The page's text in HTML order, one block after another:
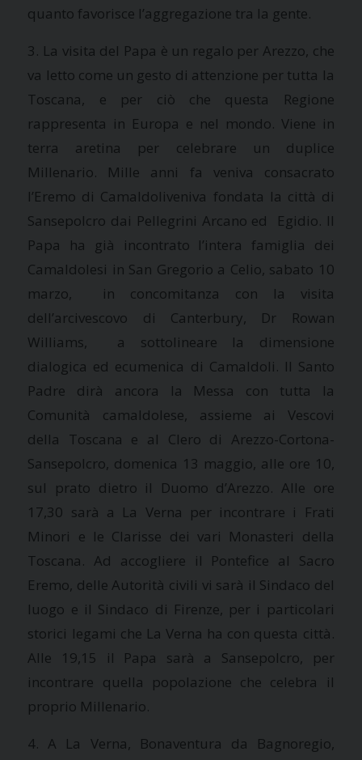
quanto favorisce l’aggregazione tra la gente.
3. La visita del Papa è un regalo per Arezzo, che
va letto come un gesto di attenzione per tutta la
Toscana, e per ciò che questa Regione
rappresenta in Europa e nel mondo. Viene in
terra aretina per celebrare un duplice
Millenario. Mille anni fa veniva consacrato
l’Eremo di Camaldoliveniva fondata la città di
Sansepolcro dai Pellegrini Arcano ed Egidio. Il
Papa ha già incontrato l’intera famiglia dei
Camaldolesi in San Gregorio a Celio, sabato 10
marzo, in concomitanza con la visita
dell’arcivescovo di Canterbury, Dr Rowan
Williams, a sottolineare la dimensione
dialogica ed ecumenica di Camaldoli. Il Santo
Padre dirà ancora
la Messa con tutta
la
Comunità
camaldolese, assieme ai Vescovi
della Toscana e al Clero di Arezzo-Cortona-
Sansepolcro, domenica 13 maggio, alle ore 10,
sul prato dietro il Duomo d’Arezzo. Alle ore
17,30 sarà a La Verna per incontrare i Frati
Minori e le Clarisse dei vari Monasteri della
Toscana. Ad accogliere il Pontefice al Sacro
Eremo, delle Autorità civili vi sarà il Sindaco del
luogo e il Sindaco di Firenze, per i particolari
storici legami che La Verna ha con questa città.
Alle 19,15 il Papa sarà a Sansepolcro, per
incontrare quella popolazione che celebra il
proprio Millenario.
4. A La Verna, Bonaventura da Bagnoregio,